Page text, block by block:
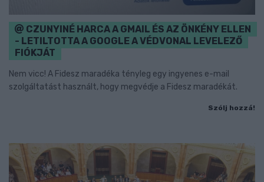
CZUNYINÉ HARCA A GMAIL ÉS AZ ÖNKÉNY ELLEN
- LETILTOTTA A GOOGLE A VÉDVONAL LEVELEZŐ
FIÓKJÁT
Nem vicc! A Fidesz maradéka tényleg egy ingyenes e-mail
szolgáltatást használt, hogy megvédje a Fidesz maradékát.
Szólj hozzá!